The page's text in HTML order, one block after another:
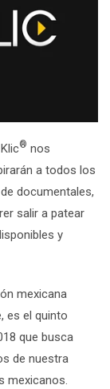
® nos
a todos los
documentales,
salir a patear
y
mexicana
es el quinto
que busca
de nuestra
mexicanos.